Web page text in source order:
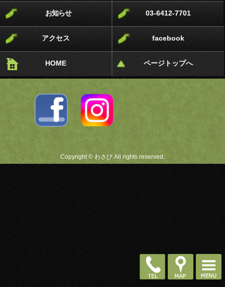
お知らせ 03-6412-7701
アクセス facebook
HOME ページトップへ
Copyright © わさび All rights reserved.